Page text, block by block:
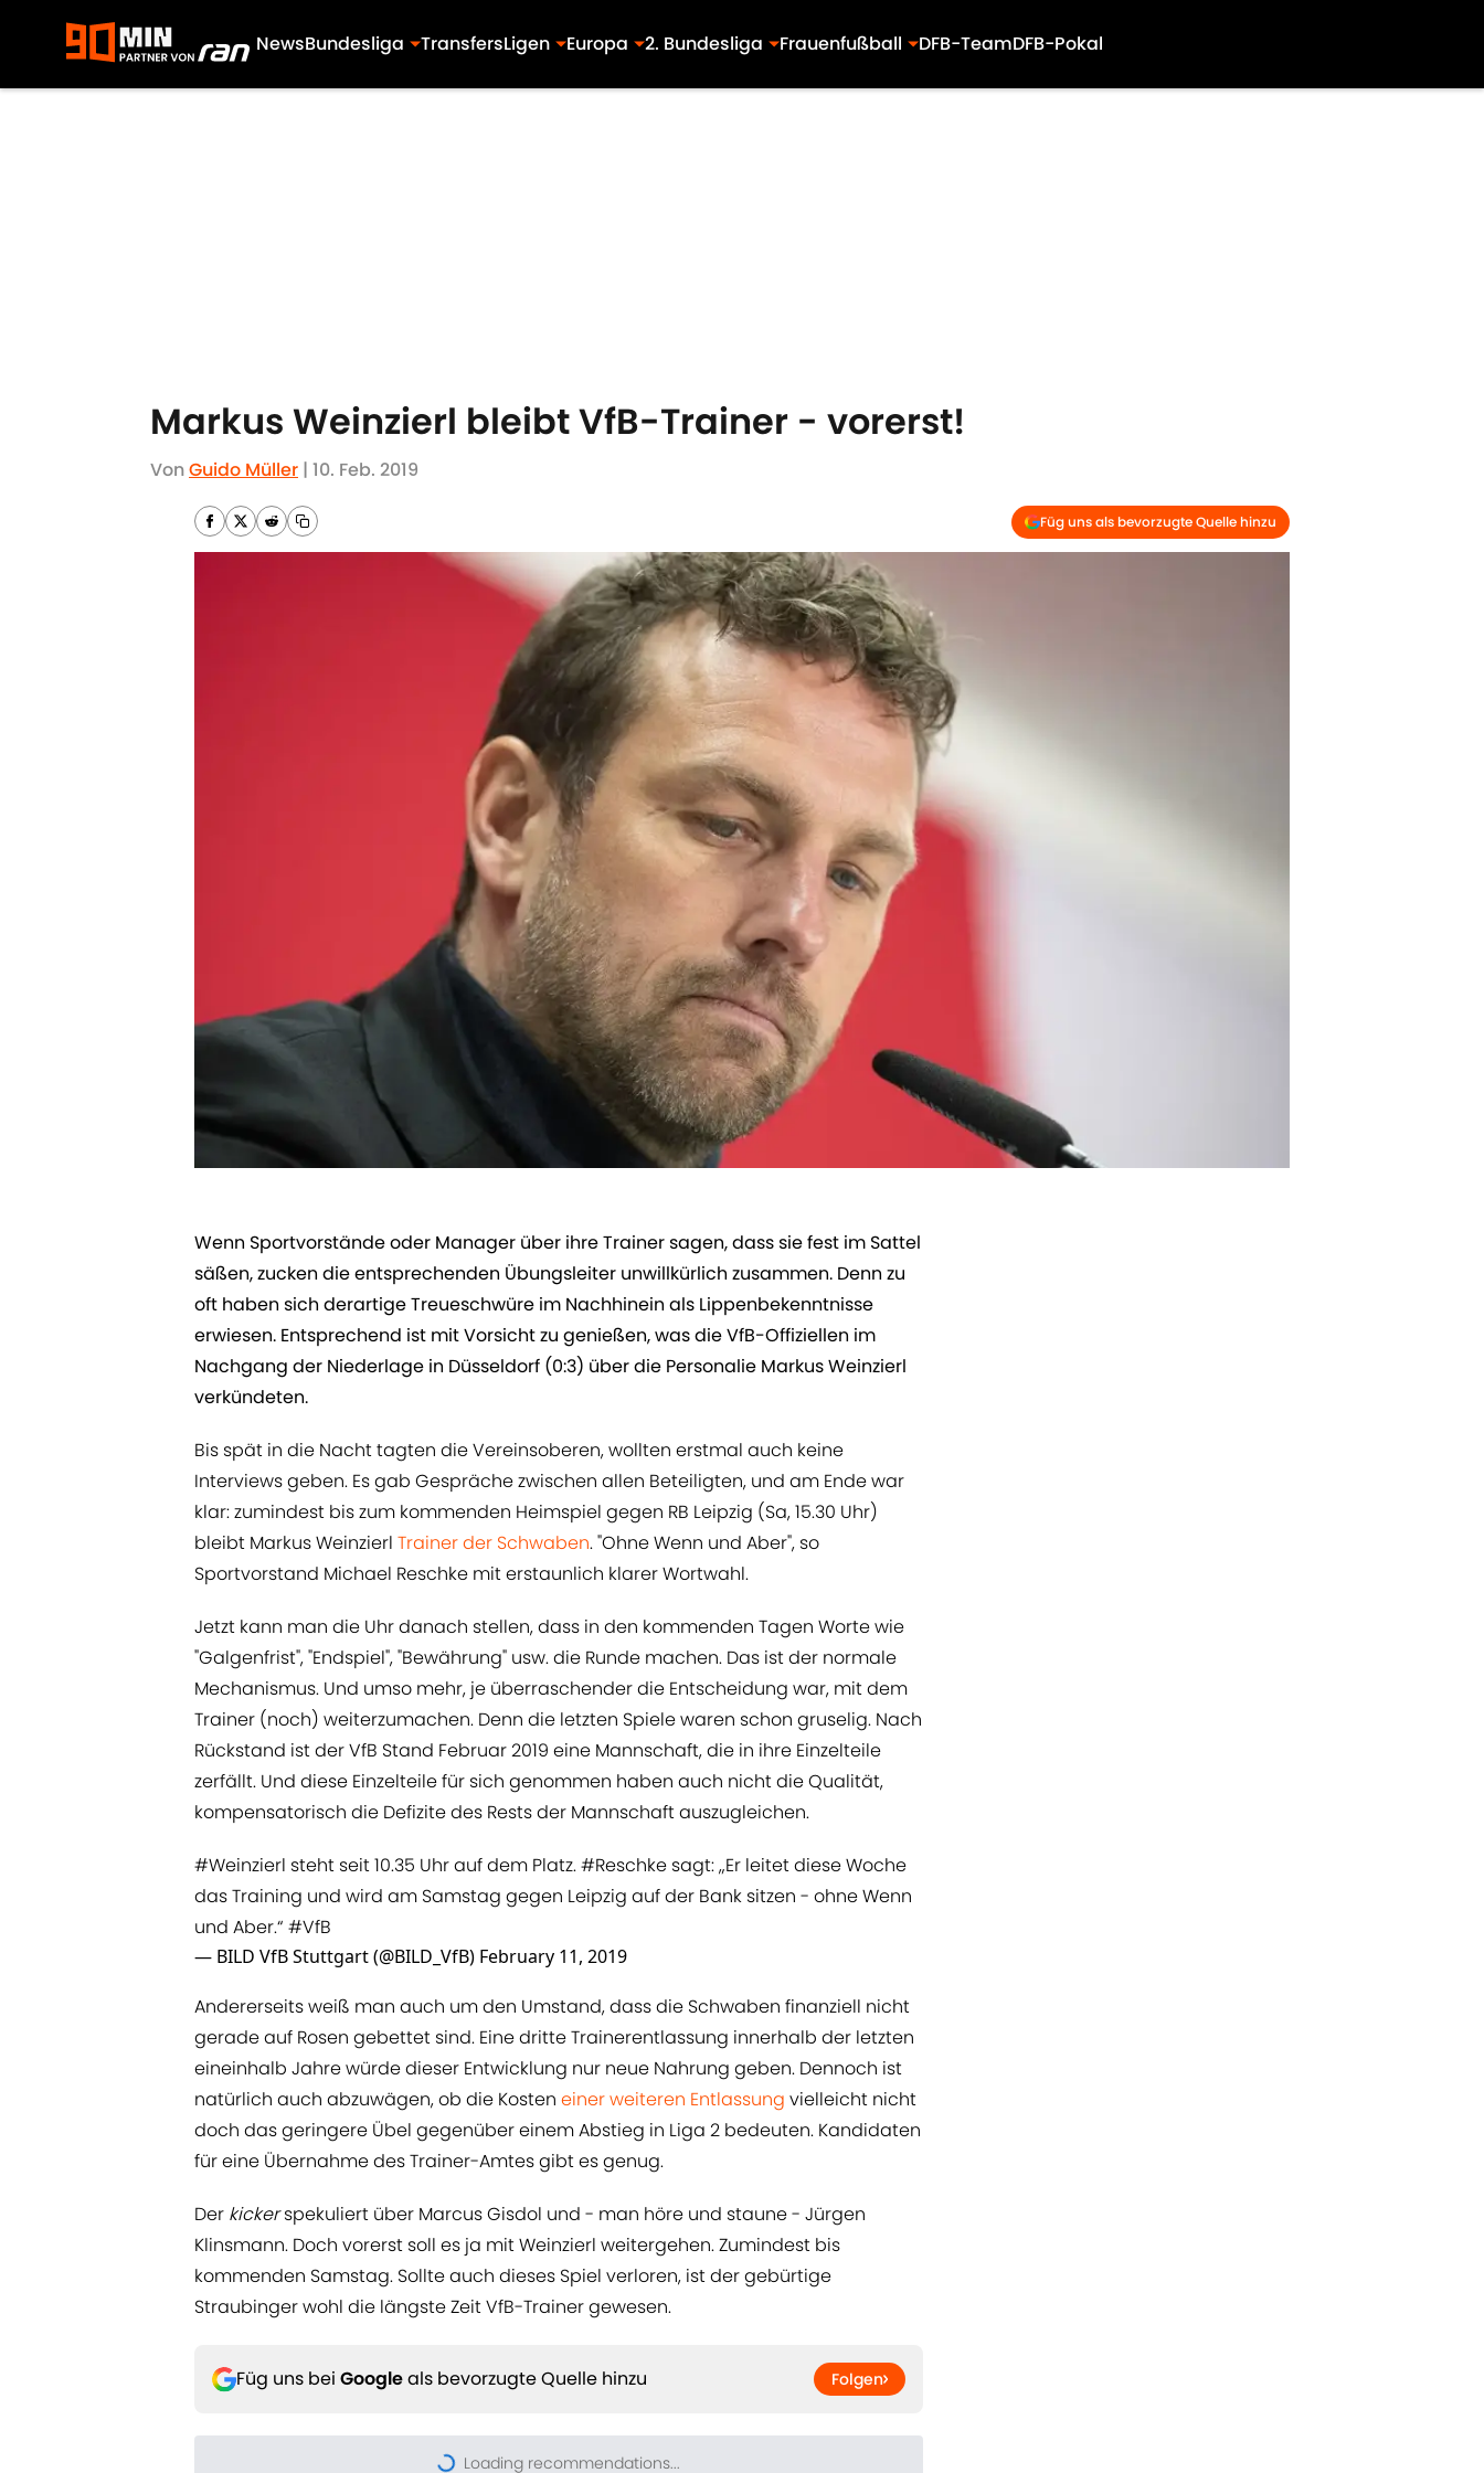
NewsBundesliga TransfersLigen Europa 2. Bundesliga Frauenfußball DFB-TeamDFB-Pokal
Markus Weinzierl bleibt VfB-Trainer - vorerst!
VonGuido Müller | 10. Feb. 2019
Füg uns als bevorzugte Quelle hinzu
Wenn Sportvorstände oder Manager über ihre Trainer sagen, dass sie fest im Sattel
säßen, zucken die entsprechenden Übungsleiter unwillkürlich zusammen. Denn zu
oft haben sich derartige Treueschwüre im Nachhinein als Lippenbekenntnisse
erwiesen. Entsprechend ist mit Vorsicht zu genießen, was die VfB-Offiziellen im
Nachgang der Niederlage in Düsseldorf (0:3) über die Personalie Markus Weinzierl
verkündeten.
Bis spät in die Nacht tagten die Vereinsoberen, wollten erstmal auch keine
Interviews geben. Es gab Gespräche zwischen allen Beteiligten, und am Ende war
klar: zumindest bis zum kommenden Heimspiel gegen RB Leipzig (Sa, 15.30 Uhr)
bleibt Markus Weinzierl ​Trainer der Schwaben. "Ohne Wenn und Aber", so
Sportvorstand Michael Reschke mit erstaunlich klarer Wortwahl.
Jetzt kann man die Uhr danach stellen, dass in den kommenden Tagen Worte wie
"Galgenfrist", "Endspiel", "Bewährung" usw. die Runde machen. Das ist der normale
Mechanismus. Und umso mehr, je überraschender die Entscheidung war, mit dem
Trainer (noch) weiterzumachen. Denn die letzten Spiele waren schon gruselig. Nach
Rückstand ist der VfB Stand Februar 2019 eine Mannschaft, die in ihre Einzelteile
zerfällt. Und diese Einzelteile für sich genommen haben auch nicht die Qualität,
kompensatorisch die Defizite des Rests der Mannschaft auszugleichen.
#Weinzierl steht seit 10.35 Uhr auf dem Platz.#Reschke sagt: „Er leitet diese Woche
das Training und wird am Samstag gegen Leipzig auf der Bank sitzen - ohne Wenn
und Aber.“ #VfB
— BILD VfB Stuttgart (@BILD_VfB) February 11, 2019
Andererseits weiß man auch um den Umstand, dass die Schwaben finanziell nicht
gerade auf Rosen gebettet sind. Eine dritte Trainerentlassung innerhalb der letzten
eineinhalb Jahre würde dieser Entwicklung nur neue Nahrung geben. Dennoch ist
natürlich auch abzuwägen, ob die Kosten ​einer weiteren Entlassung vielleicht nicht
doch das geringere Übel gegenüber einem Abstieg in Liga 2 bedeuten. Kandidaten
für eine Übernahme des Trainer-Amtes gibt es genug.
Der kickerspekuliert über Marcus Gisdol und - man höre und staune - Jürgen
Klinsmann. Doch vorerst soll es ja mit Weinzierl weitergehen. Zumindest bis
kommenden Samstag. Sollte auch dieses Spiel verloren, ist der gebürtige
Straubinger wohl die längste Zeit VfB-Trainer gewesen. ​
Füg uns bei Googleals bevorzugte Quelle hinzu Folgen